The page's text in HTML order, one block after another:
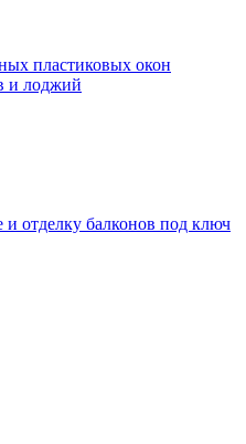
пластиковых окон
и лоджий
отделку балконов под ключ